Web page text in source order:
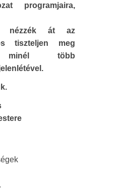
programjaira,
nézzék át az
tiszteljen meg
minél több
29.